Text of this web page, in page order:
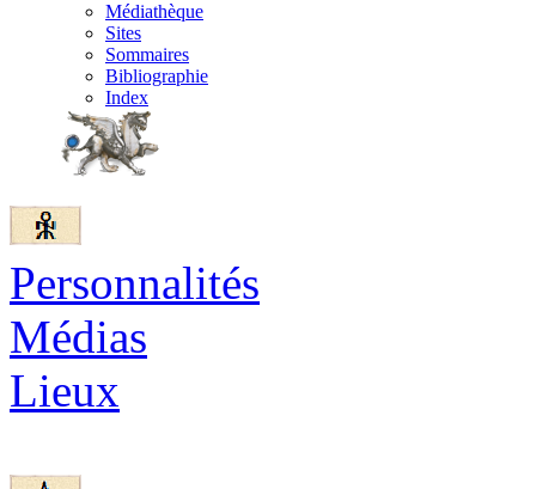
Médiathèque
Sites
Sommaires
Bibliographie
Index
Personnalités
Médias
Lieux